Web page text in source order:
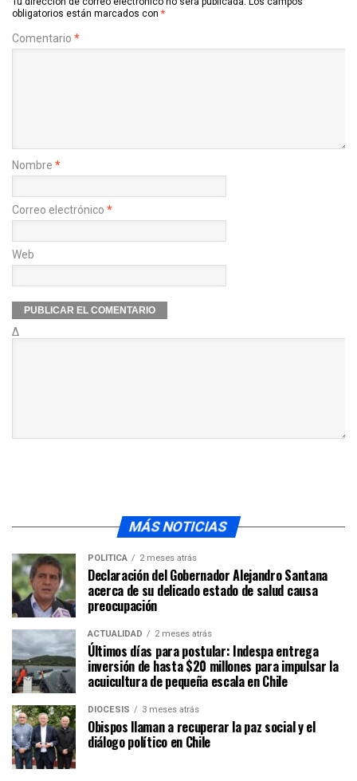
obligatorios están marcados con *
Comentario *
Nombre *
Correo electrónico *
Web
Δ
MÁS NOTICIAS
POLÍTICA 2 meses atrás
Declaración del Gobernador Alejandro Santana
acerca de su delicado estado de salud causa
preocupación
ACTUALIDAD 2 meses atrás
Últimos días para postular: Indespa entrega
inversión de hasta $20 millones para impulsar la
acuicultura de pequeña escala en Chile
DIÓCESIS 3 meses atrás
Obispos llaman a recuperar la paz social y el
diálogo político en Chile